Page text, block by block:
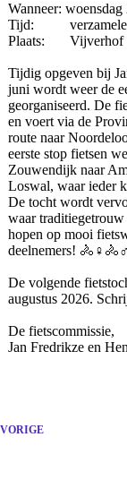
Wanneer:
Tijd: verzamelen
Plaats: Vijverhof
Tijdig opgeven bij
juni wordt weer de
georganiseerd. De
en voert via de
route naar
eerste stop fietsen
Zouwendijk naar
Loswal, waar ieder
De tocht wordt
waar
hopen op mooi
deelnemers! 🚴♀️🚴♂️
De volgende
augustus 2026.
De fietscommissie,
Jan Fredrikze en
VORIGE